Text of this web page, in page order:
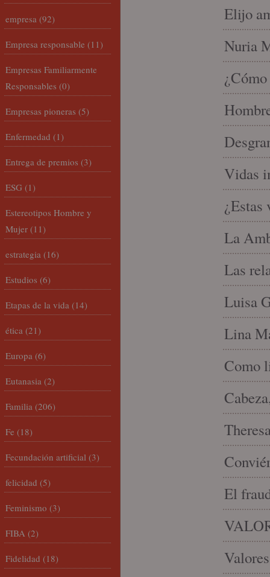
Elijo
Nuria
Vidas
¿Estas
La
Las
Luisa
Lina
Como
El
empresa (92)
Empresa responsable (11)
Empresas Familiarmente
Responsables (0)
Empresas pioneras (5)
Enfermedad (1)
Entrega de premios (3)
ESG (1)
Estereotipos Hombre y
Mujer (11)
estrategia (16)
Estudios (6)
Etapas de la vida (14)
ética (21)
Europa (6)
Eutanasia (2)
Familia (206)
Fe (18)
Fecundación artificial (3)
felicidad (5)
Feminismo (3)
FIBA (2)
Fidelidad (18)